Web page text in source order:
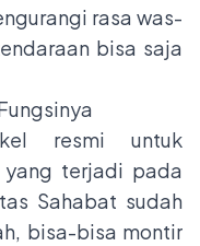
rasa was-
bisa saja
resmi untuk
yang terjadi pada
Sahabat sudah
bisa-bisa montir